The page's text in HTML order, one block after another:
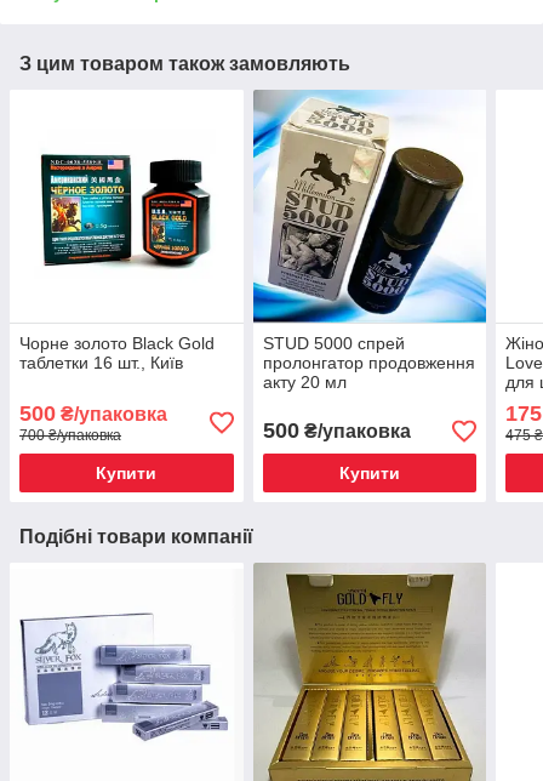
З цим товаром також замовляють
Чорне золото Black Gold
таблетки 16 шт., Київ
500 ₴/упаковка
700 ₴/упаковка
Купити
STUD 5000 спрей
пролонгатор продовження
акту 20 мл
500₴/упаковка
Купити
для
175
475
Подібні товари компанії